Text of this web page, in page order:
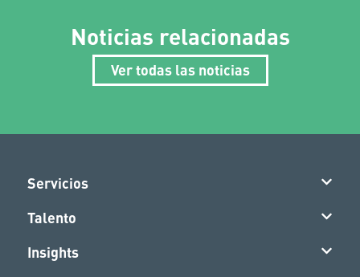
Noticias relacionadas
Ver todas las noticias
Servicios
Talento
Insights